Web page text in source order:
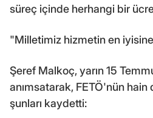
süreç içinde herhangi bir
"Milletimiz hizmetin en iyisine
Şeref Malkoç, yarın 15
anımsatarak, FETÖ'nün
şunları kaydetti: